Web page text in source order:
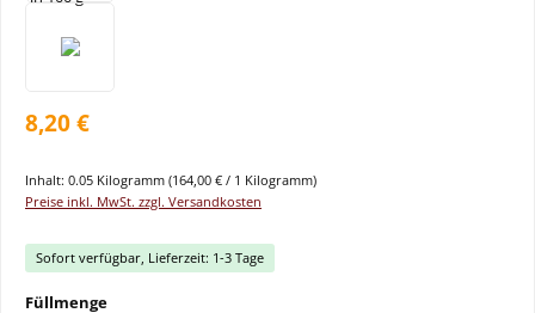
8,20 €
Inhalt: 0.05 Kilogramm (164,00 € / 1 Kilogramm)
Preise inkl. MwSt. zzgl. Versandkosten
Sofort verfügbar, Lieferzeit: 1-3 Tage
Füllmengeauswählen